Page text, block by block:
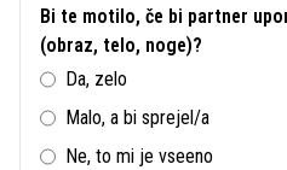
Bi te motilo, če bi partner
(obraz, telo, noge)?
Da, zelo
Malo, a bi sprejel/a
Ne, to mi je vseeno